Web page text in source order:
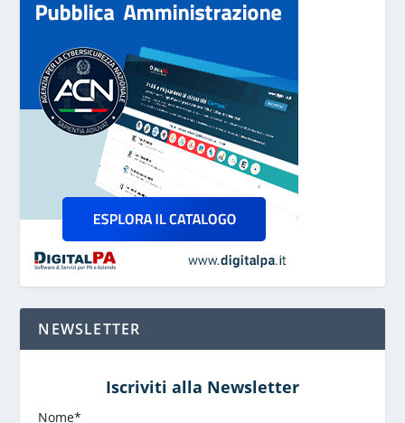
NEWSLETTER
Iscriviti alla Newsletter
Nome*